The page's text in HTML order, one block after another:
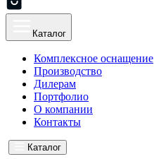
Каталог
Комплексное оснащение
Производство
Дилерам
Портфолио
О компании
Контакты
Каталог